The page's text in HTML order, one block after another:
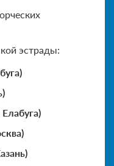
эстрады: